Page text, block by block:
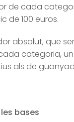
de cada
de 100 euros.
absolut, que
categoria, un
als de
bases